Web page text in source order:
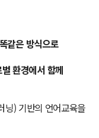
같은 방식으로
환경에서 함께
) 기반의 언어교육을